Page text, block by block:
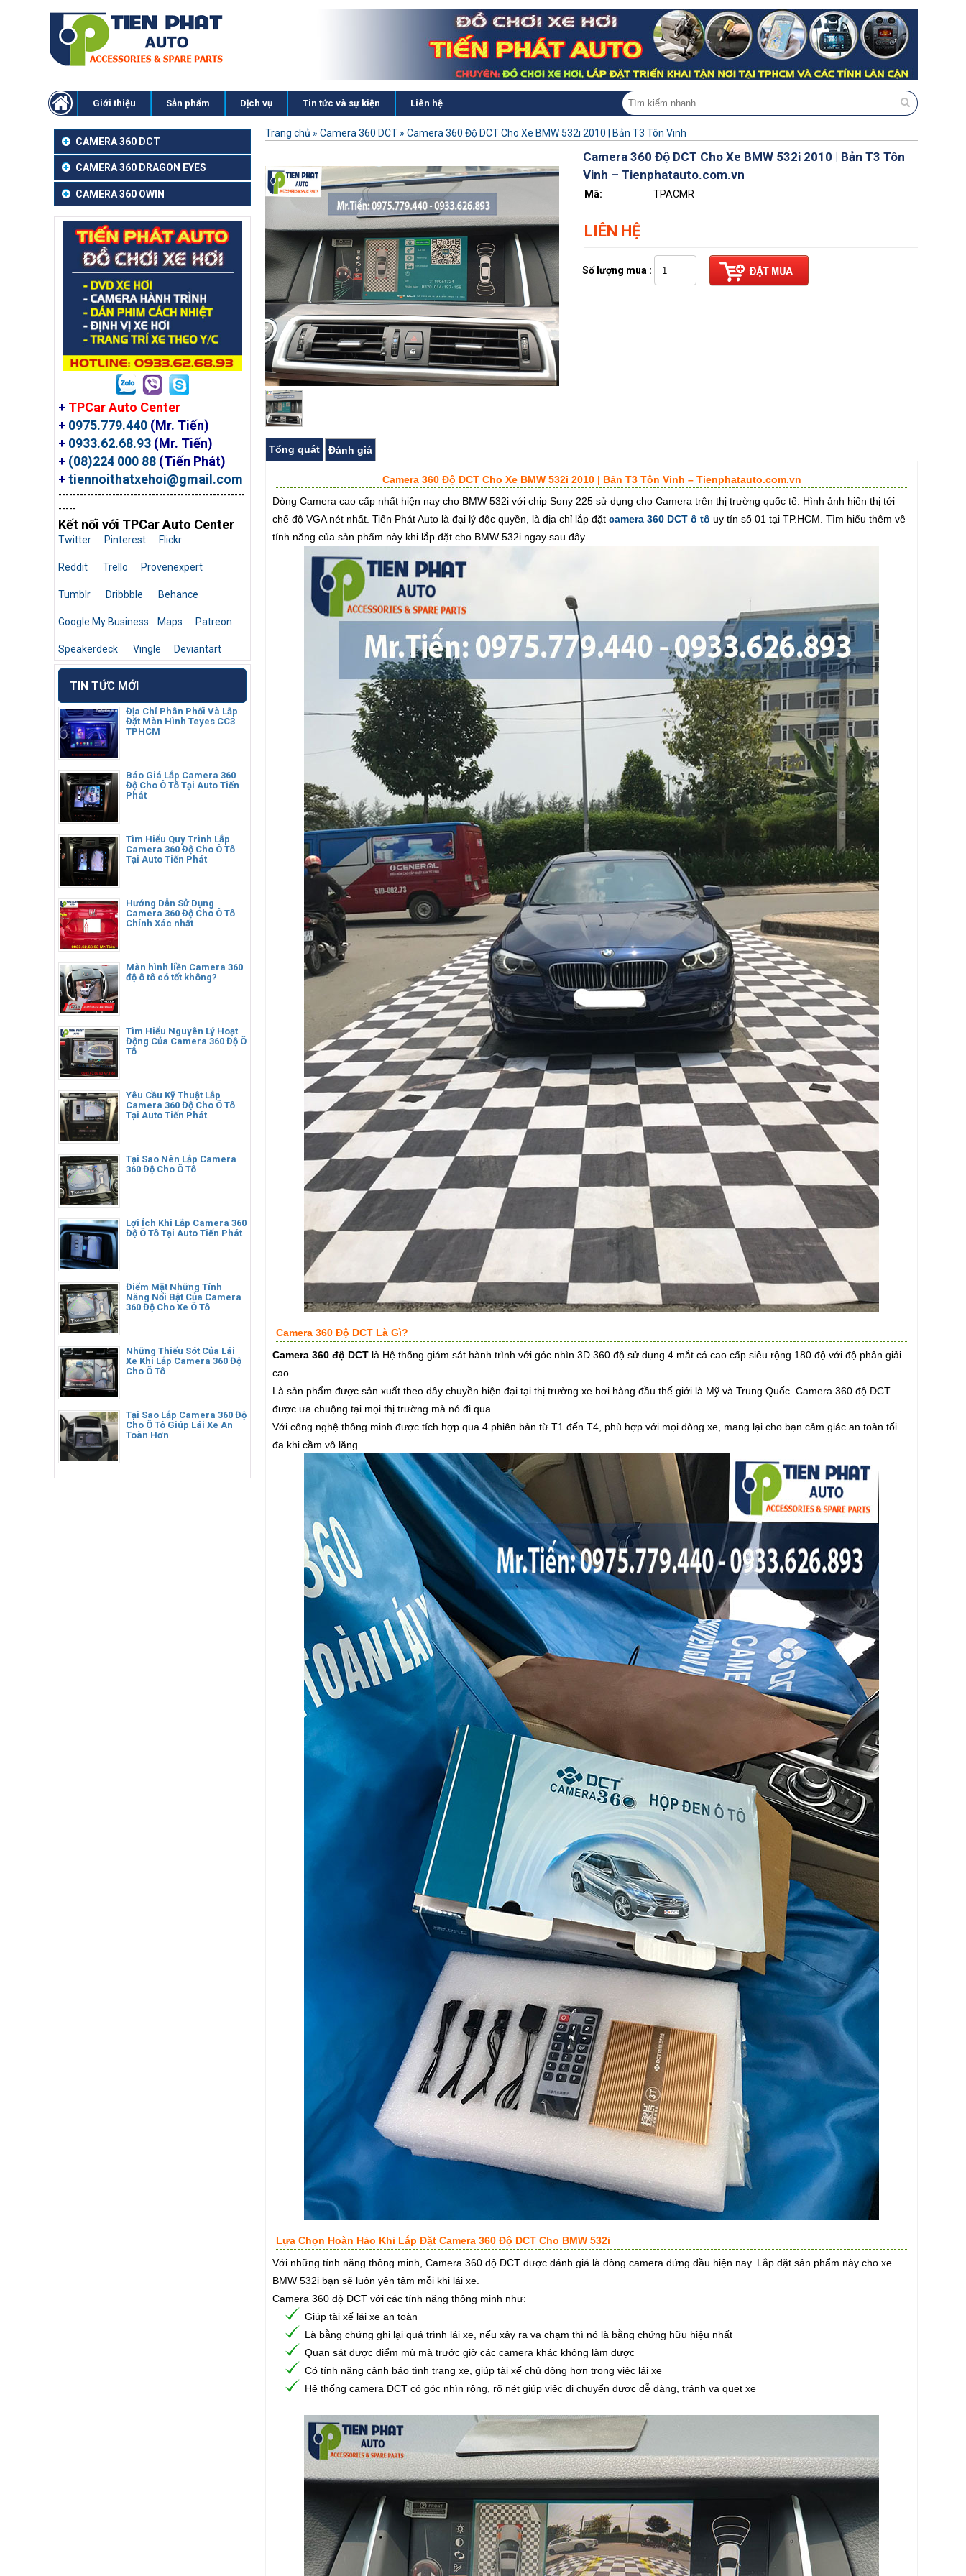
Giới thiệu Sản phẩm Dịch vụ Tin tức và sự kiện Liên hệ
CAMERA 360 DCT
CAMERA 360 DRAGON EYES
CAMERA 360 OWIN
+ TPCar Auto Center
+ 0975.779.440 (Mr. Tiến)
+ 0933.62.68.93 (Mr. Tiến)
+ (08)224 000 88 (Tiến Phát)
+tiennoithatxehoi@gmail.com
----------------------------------------------------
-----
Kết nối với TPCar Auto Center
Twitter Pinterest Flickr
Reddit Trello Provenexpert
Tumblr Dribbble Behance
Google My Business Maps Patreon
Speakerdeck Vingle Deviantart
TIN TỨC MỚI
Địa Chỉ Phân Phối Và Lắp
Đặt Màn Hình Teyes CC3
TPHCM
Báo Giá Lắp Camera 360
Độ Cho Ô Tô Tại Auto Tiến
Phát
Tìm Hiểu Quy Trình Lắp
Camera 360 Độ Cho Ô Tô
Tại Auto Tiến Phát
Hướng Dẫn Sử Dụng
Camera 360 Độ Cho Ô Tô
Chính Xác nhất
Màn hình liền Camera 360
độ ô tô có tốt không?
Tìm Hiểu Nguyên Lý Hoạt
Động Của Camera 360 Độ Ô
Tô
Yêu Cầu Kỹ Thuật Lắp
Camera 360 Độ Cho Ô Tô
Tại Auto Tiến Phát
Tại Sao Nên Lắp Camera
360 Độ Cho Ô Tô
Lợi Ích Khi Lắp Camera 360
Độ Ô Tô Tại Auto Tiến Phát
Điểm Mặt Những Tính
Năng Nổi Bật Của Camera
360 Độ Cho Xe Ô Tô
Những Thiếu Sót Của Lái
Xe Khi Lắp Camera 360 Độ
Cho Ô Tô
Tại Sao Lắp Camera 360 Độ
Cho Ô Tô Giúp Lái Xe An
Toàn Hơn
Trang chủ » Camera 360 DCT » Camera 360 Độ DCT Cho Xe BMW 532i 2010 | Bản T3 Tôn Vinh
Camera 360 Độ DCT Cho Xe BMW 532i 2010 | Bản T3 Tôn
Vinh – Tienphatauto.com.vn
Mã: TPACMR
LIÊN HỆ
Số lượng mua :
Tổng quát Đánh giá
Camera 360 Độ DCT Cho Xe BMW 532i 2010 | Bản T3 Tôn Vinh – Tienphatauto.com.vn
Dòng Camera cao cấp nhất hiện nay cho BMW 532i với chip Sony 225 sử dụng cho Camera trên thị trường quốc tế. Hình ảnh hiển thị tới
chế độ VGA nét nhất. Tiến Phát Auto là đại lý độc quyền, là địa chỉ lắp đặtcamera 360 DCT ô tô uy tín số 01 tại TP.HCM. Tìm hiểu thêm về
tính năng của sản phẩm này khi lắp đặt cho BMW 532i ngay sau đây.
Camera 360 Độ DCT Là Gì?
Camera 360 độ DCT là Hệ thống giám sát hành trình với góc nhìn 3D 360 độ sử dụng 4 mắt cá cao cấp siêu rộng 180 độ với độ phân giải
cao.
Là sản phẩm được sản xuất theo dây chuyền hiện đại tại thị trường xe hơi hàng đầu thế giới là Mỹ và Trung Quốc. Camera 360 độ DCT
được ưa chuộng tại mọi thị trường mà nó đi qua
Với công nghệ thông minh được tích hợp qua 4 phiên bản từ T1 đến T4, phù hợp với mọi dòng xe, mang lại cho bạn cảm giác an toàn tối
đa khi cầm vô lăng.
Lựa Chọn Hoàn Hảo Khi Lắp Đặt Camera 360 Độ DCT Cho BMW 532i
Với những tính năng thông minh, Camera 360 độ DCT được đánh giá là dòng camera đứng đầu hiện nay. Lắp đặt sản phẩm này cho xe
BMW 532i bạn sẽ luôn yên tâm mỗi khi lái xe.
Camera 360 độ DCT với các tính năng thông minh như:
Giúp tài xế lái xe an toàn
Là bằng chứng ghi lại quá trình lái xe, nếu xảy ra va chạm thì nó là bằng chứng hữu hiệu nhất
Quan sát được điểm mù mà trước giờ các camera khác không làm được
Có tính năng cảnh báo tình trạng xe, giúp tài xế chủ động hơn trong việc lái xe
Hệ thống camera DCT có góc nhìn rộng, rõ nét giúp việc di chuyển được dễ dàng, tránh va quẹt xe